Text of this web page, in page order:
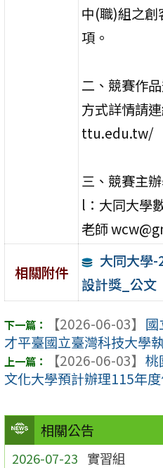
相關公告
2026-07-23 實習組
中(職)組之
項。
二、競賽作
方式詳情請
ttu.edu.tw/
三、競賽主
l：大同大學
老師
相關附件
大同大學
設計獎_公文
【2026-06-03】
才平臺國立臺灣科技大學
【2026-06-03】 桃
文化大學預計辦理115年